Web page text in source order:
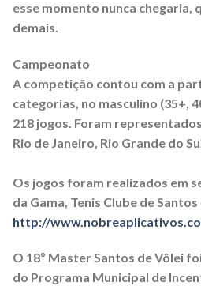
esse momento nunca chegaria,
demais.
Campeonato
A competição contou com a
categorias, no masculino (35+,
218 jogos. Foram
Rio de Janeiro, Rio Grande do
Os jogos foram realizados em
da Gama, Tenis Clube de
http://
O 18º Master Santos de Vôlei
do Programa Municipal de